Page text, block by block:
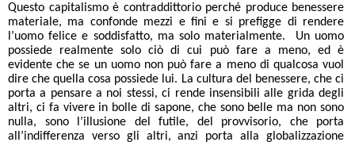
Questo capitalismo è contraddittorio perché produce benessere
materiale, ma confonde mezzi e fini e si prefigge di rendere
l’uomo felice e soddisfatto, ma solo materialmente. Un uomo
possiede realmente solo ciò di cui può fare a meno, ed è
evidente che se un uomo non può fare a meno di qualcosa vuol
dire che quella cosa possiede lui. La cultura del benessere, che ci
porta a pensare a noi stessi, ci rende insensibili alle grida degli
altri, ci fa vivere in bolle di sapone, che sono belle ma non sono
nulla, sono l’illusione del futile, del provvisorio, che porta
all’indifferenza verso gli altri, anzi porta alla globalizzazione